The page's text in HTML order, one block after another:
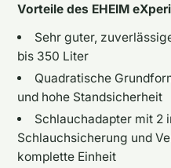
Vorteile des EHEIM
Sehr guter,
bis 350 Liter
Quadratische
und hohe Standsicherheit
Schlauchadapter mit 2
Schlauchsicherung und
komplette Einheit